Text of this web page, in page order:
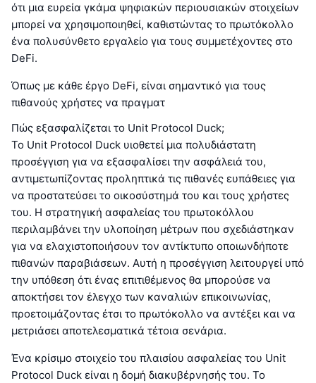
ότι μια ευρεία γκάμα ψηφιακών περιουσιακών στοιχείων
μπορεί να χρησιμοποιηθεί, καθιστώντας το πρωτόκολλο
ένα πολυσύνθετο εργαλείο για τους συμμετέχοντες στο
DeFi.
Όπως με κάθε έργο DeFi, είναι σημαντικό για τους
πιθανούς χρήστες να πραγματ
Πώς εξασφαλίζεται το Unit Protocol Duck;
Το Unit Protocol Duck υιοθετεί μια πολυδιάστατη
προσέγγιση για να εξασφαλίσει την ασφάλειά του,
αντιμετωπίζοντας προληπτικά τις πιθανές ευπάθειες για
να προστατεύσει το οικοσύστημά του και τους χρήστες
του. Η στρατηγική ασφαλείας του πρωτοκόλλου
περιλαμβάνει την υλοποίηση μέτρων που σχεδιάστηκαν
για να ελαχιστοποιήσουν τον αντίκτυπο οποιωνδήποτε
πιθανών παραβιάσεων. Αυτή η προσέγγιση λειτουργεί υπό
την υπόθεση ότι ένας επιτιθέμενος θα μπορούσε να
αποκτήσει τον έλεγχο των καναλιών επικοινωνίας,
προετοιμάζοντας έτσι το πρωτόκολλο να αντέξει και να
μετριάσει αποτελεσματικά τέτοια σενάρια.
Ένα κρίσιμο στοιχείο του πλαισίου ασφαλείας του Unit
Protocol Duck είναι η δομή διακυβέρνησής του. Το